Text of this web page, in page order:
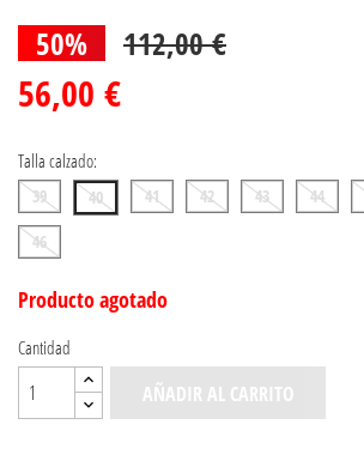
50% 112,00 €
56,00 €
Talla calzado:
39 40 41 42 43 44
46
Producto agotado
Cantidad
AÑADIR AL CARRITO